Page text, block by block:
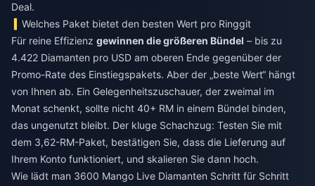
Deal.
Welches Paket bietet den besten Wert pro Ringgit
Für reine Effizienz gewinnen die größeren Bündel – bis zu
4.422 Diamanten pro USD am oberen Ende gegenüber der
Promo-Rate des Einstiegspakets. Aber der „beste Wert“ hängt
von Ihnen ab. Ein Gelegenheitszuschauer, der zweimal im
Monat schenkt, sollte nicht 40+ RM in einem Bündel binden,
das ungenutzt bleibt. Der kluge Schachzug: Testen Sie mit
dem 3,62-RM-Paket, bestätigen Sie, dass die Lieferung auf
Ihrem Konto funktioniert, und skalieren Sie dann hoch.
Wie lädt man 3600 Mango Live Diamanten Schritt für Schritt